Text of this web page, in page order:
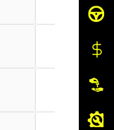
--
--
--